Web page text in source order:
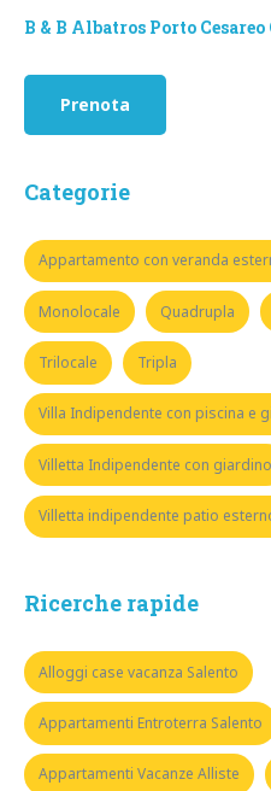
B & B Albatros Porto
Prenota
Categorie
Appartamento con veranda
Monolocale Quadrupla
Trilocale Tripla
Villa Indipendente con piscina e
Villetta Indipendente con giardino
Villetta indipendente patio
Ricerche rapide
Alloggi case vacanza Salento
Appartamenti Entroterra Salento
Appartamenti Vacanze Alliste